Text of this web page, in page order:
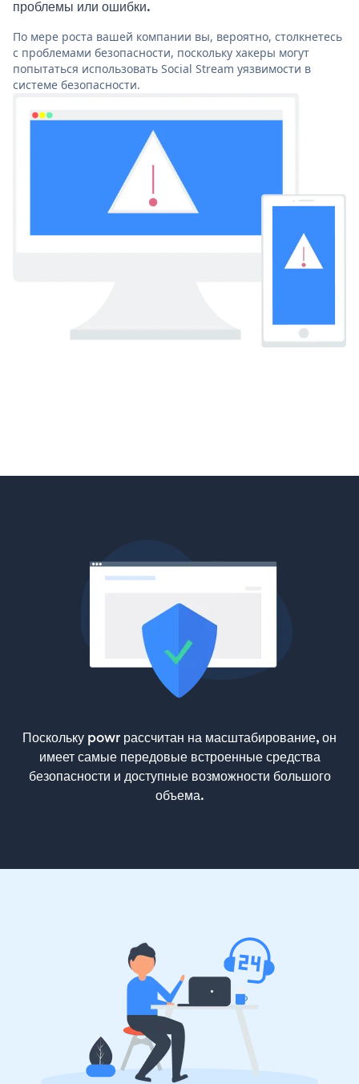
проблемы или ошибки.
По мере роста вашей компании вы, вероятно, столкнетесь
с проблемами безопасности, поскольку хакеры могут
попытаться использовать Social Stream уязвимости в
системе безопасности.
Поскольку powr рассчитан на масштабирование, он
имеет самые передовые встроенные средства
безопасности и доступные возможности большого
объема.